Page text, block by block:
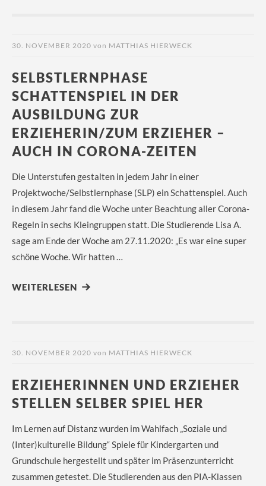
30. NOVEMBER 2020 von MATTHIAS HIERWECK
SELBSTLERNPHASE
SCHATTENSPIEL IN DER
AUSBILDUNG ZUR
ERZIEHERIN/ZUM ERZIEHER –
AUCH IN CORONA-ZEITEN
Die Unterstufen gestalten in jedem Jahr in einer
Projektwoche/Selbstlernphase (SLP) ein Schattenspiel. Auch
in diesem Jahr fand die Woche unter Beachtung aller Corona-
Regeln in sechs Kleingruppen statt. Die Studierende Lisa A.
sage am Ende der Woche am 27.11.2020: „Es war eine super
schöne Woche. Wir hatten …
WEITERLESEN
30. NOVEMBER 2020 von MATTHIAS HIERWECK
ERZIEHERINNEN UND ERZIEHER
STELLEN SELBER SPIEL HER
Im Lernen auf Distanz wurden im Wahlfach „Soziale und
(Inter)kulturelle Bildung“ Spiele für Kindergarten und
Grundschule hergestellt und später im Präsenzunterricht
zusammen getestet. Die Studierenden aus den PIA-Klassen